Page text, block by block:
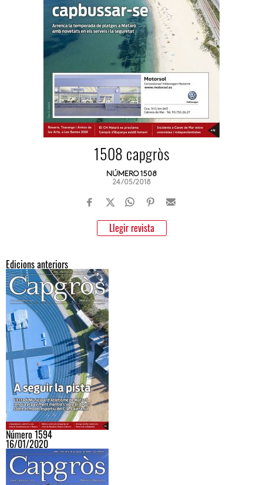
1508 capgròs
NÚMERO 1508
24/05/2018
Llegir revista
Edicions anteriors
Número 1594
16/01/2020